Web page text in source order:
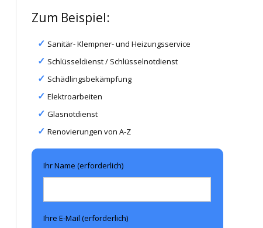
Zum Beispiel:
Sanitär- Klempner- und Heizungsservice
Schlüsseldienst / Schlüsselnotdienst
Schädlingsbekämpfung
Elektroarbeiten
Glasnotdienst
Renovierungen von A-Z
Ihr Name (erforderlich)
Ihre E-Mail (erforderlich)